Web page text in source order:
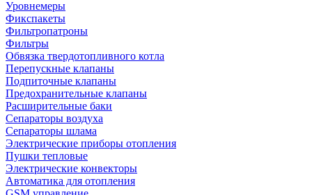
Уровнемеры
Фикспакеты
Фильтропатроны
Фильтры
Обвязка твердотопливного котла
Перепускные клапаны
Подпиточные клапаны
Предохранительные клапаны
Расширительные баки
Сепараторы воздуха
Сепараторы шлама
Электрические приборы отопления
Пушки тепловые
Электрические конвекторы
Автоматика для отопления